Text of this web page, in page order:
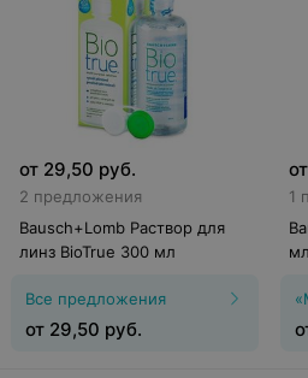
от 29,50 руб.
2 предложения
Bausch+Lomb Раствор для
линз BioTrue 300 мл
Все предложения
от 29,50 руб.
от
1
мл